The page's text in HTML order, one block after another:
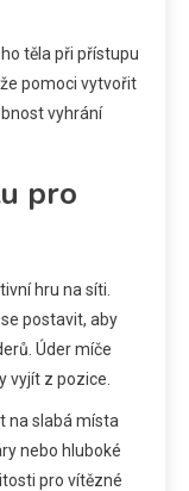
těla při přístupu
pomoci vytvořit
vyhrání
pro
hru na síti.
postavit, aby
Úder míče
vyjít z pozice.
na slabá místa
nebo hluboké
pro vítězné